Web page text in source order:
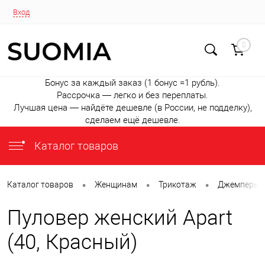
Вход
0
Бонус за каждый заказ (1 бонус =1 рубль).
Рассрочка — легко и без переплаты.
Лучшая цена — найдёте дешевле (в России, не подделку),
сделаем ещё дешевле.
Каталог товаров
Каталог товаров • Женщинам • Трикотаж • Джемперы
Пуловер женский Apart
(40, Красный)